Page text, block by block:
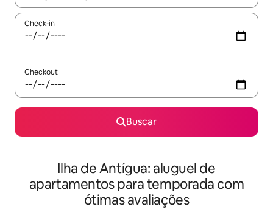
Check-in
Checkout
Buscar
Ilha de Antígua: aluguel de
apartamentos para temporada com
ótimas avaliações